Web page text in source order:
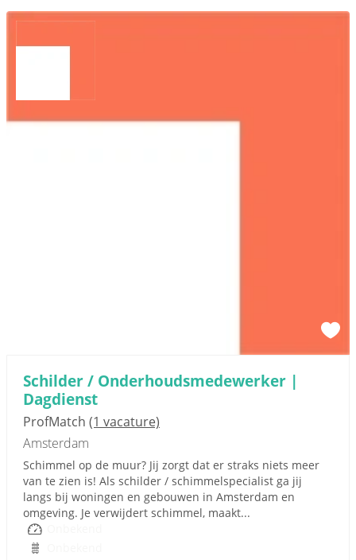
Schilder / Onderhoudsmedewerker |
Dagdienst
ProfMatch (1 vacature)
Amsterdam
Schimmel op de muur? Jij zorgt dat er straks niets meer
van te zien is! Als schilder / schimmelspecialist ga jij
langs bij woningen en gebouwen in Amsterdam en
omgeving. Je verwijdert schimmel, maakt...